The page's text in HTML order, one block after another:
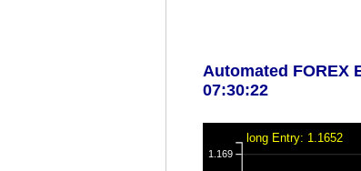
Automated FOREX
07:30:22
1.169
long Entry: 1.1652